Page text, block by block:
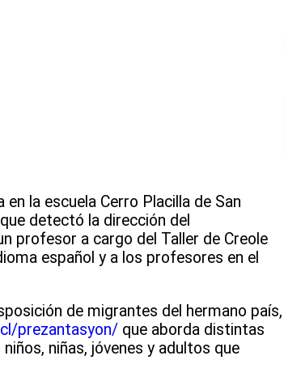
la escuela Cerro Placilla de San
detectó la dirección del
profesor a cargo del Taller de Creole
español y a los profesores en el
de migrantes del hermano país,
prezantasyon/que aborda distintas
niñas, jóvenes y adultos que